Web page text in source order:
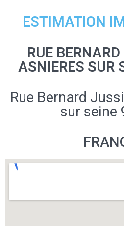
ESTIMATION
RUE
ASNIERES SUR
Rue Bernard
sur seine